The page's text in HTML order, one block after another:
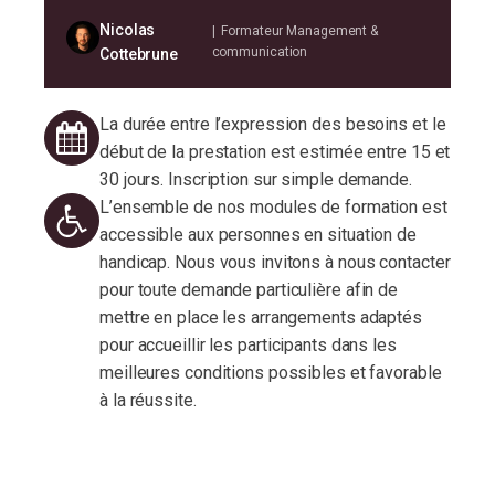
Pendant l’action de formation
Alternance d’apports théoriques et
d’échanges de pratiques, complétés de
supports et outils clés-en-main.
Mises en situation et cas pratiques, à partir
de scenarii adaptés aux besoins et au
contexte des participants.
Réflexion individuelle et/ou collective : oral,
écrit et/ou digitalisé : Débriefing des forces
et des axes améliorations.
Débriefing et feedback pour mesurer
l’application des actions menées.
Nicolas
Cottebrune
| Formateur Management &
communication
La durée entre l’expression des besoins et le
début de la prestation est estimée entre 15 et
30 jours. Inscription sur simple demande.
L’ensemble de nos modules de formation est
accessible aux personnes en situation de
handicap. Nous vous invitons à nous contacter
pour toute demande particulière afin de
mettre en place les arrangements adaptés
pour accueillir les participants dans les
meilleures conditions possibles et favorable
à la réussite.